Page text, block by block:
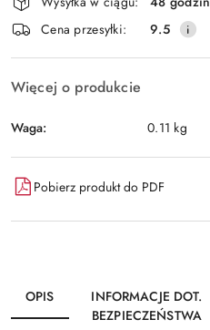
dostawaCena przesyłki:
9.5
Więcej o produkcie
Waga: 0.11 kg
Pobierz produkt do PDF
OPIS
INFORMACJE DOT.
BEZPIECZEŃSTWA